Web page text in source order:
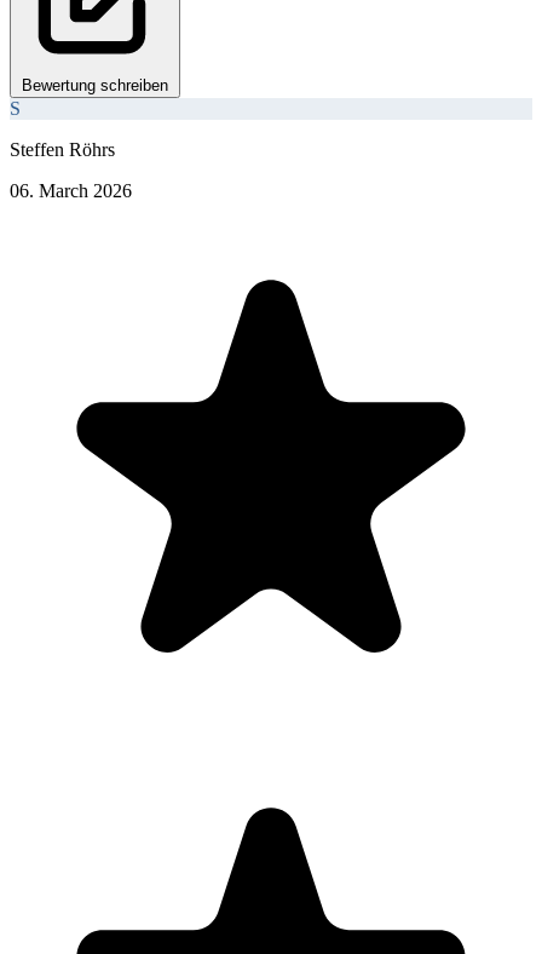
Bewertung schreiben
S
Steffen Röhrs
06. March 2026